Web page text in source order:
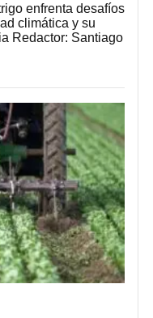
enfrenta desafíos
climática y su
Redactor: Santiago